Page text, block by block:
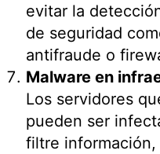
evitar la
de seguridad
antifraude o
Malware en
Los servidores
pueden ser
filtre